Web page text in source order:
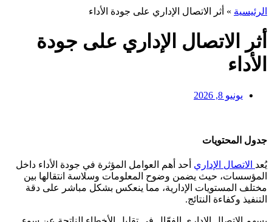
الرئيسية » أثر الاتصال الإداري على جودة الأداء
أثر الاتصال الإداري على جودة
الأداء
يونيو 8, 2026
جدول المحتويات
يُعد الاتصال الإداري أحد أهم العوامل المؤثرة في جودة الأداء داخل
المؤسسات، حيث يضمن وضوح المعلومات وسلاسة انتقالها بين
مختلف المستويات الإدارية، مما ينعكس بشكل مباشر على دقة
التنفيذ وكفاءة النتائج.